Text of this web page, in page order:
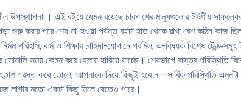
উপস্থাপনা । এই বইয়ে যেমন রয়েছে চারপাশের মানুষগুলাের ঈর্ষণীয়
শুরু করার পরে শেষ না-হওয়া পর্যন্ত বইটা হাত থেকে রাখা বেশ কঠিন
পরিহাস, কর্ম ও শিক্ষার চাহিদা-যােগানে গরমিল, এ-বিষয়ক বিশেষ
সময় কেমন করে হেলায় হারিয়ে যাচ্ছে। শেষভাগে বাস্তব পরিস্থিতি
করে তােলে; আপনাকে দিয়ে কিছুই হবে না—সার্বিক পরিস্থিতি
লাগার মতাে একটা কিছু মিলে যেতেও পারে।